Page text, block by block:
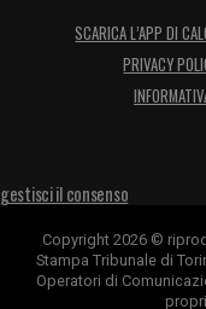
SCARICA L’APP DI
PRIVACY
gestisci il consenso
Copyright 2026 ©
Stampa Tribunale di
Operatori di